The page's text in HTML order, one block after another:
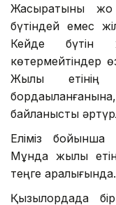
Жасыратыны
бүтіндей емес
Кейде бүтін
көтермейтіндер
Жылқы
байланысты
Еліміз бойынша
Мұнда жылқы
теңге аралығында.
Қызылордада